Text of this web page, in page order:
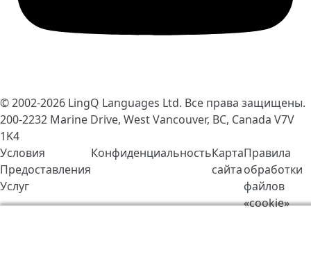
© 2002-2026 LingQ Languages Ltd. Все права защищены.
200-2232 Marine Drive, West Vancouver, BC, Canada V7V
1K4
Условия
Предоставления
Услуг
КонфиденциальностьКарта
сайта
Правила
обработки
файлов
«cookie»